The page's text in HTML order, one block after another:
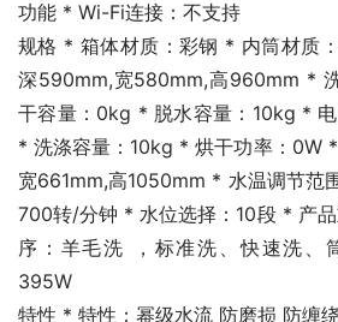
功能 * Wi-Fi连接：不支持
规格 * 箱体材质：彩钢 * 内筒材质
深590mm,宽580mm,高960mm *
干容量：0kg * 脱水容量：10kg *
* 洗涤容量：10kg * 烘干功率：0W
宽661mm,高1050mm * 水温调节范
700转/分钟 * 水位选择：10段 * 产
序：羊毛洗 ，标准洗、快速洗、
395W
特性 * 特性：幂级水流 防磨损 防缠